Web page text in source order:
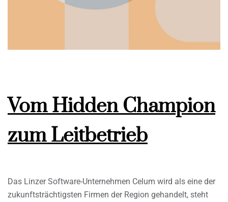
Vom Hidden Champion
zum Leitbetrieb
Das Linzer Software-Unternehmen Celum wird als eine der
zukunftsträchtigsten Firmen der Region gehandelt, steht